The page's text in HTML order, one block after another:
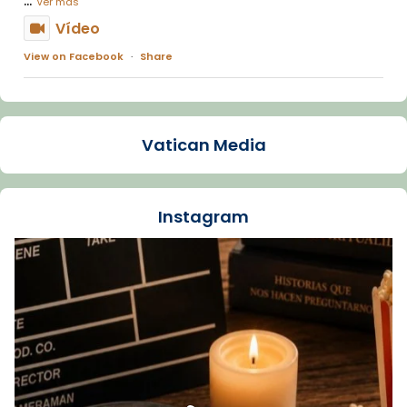
Vídeo
View on Facebook · Share
Arquebisbat de Barcelona
La Carmina va patir depressió. Fa gairebé
dos mesos, a l'Estadi Lluís Companys, la
Recupera l'entrevista comp
Vatican
tican News 👇
www.vaticannews.va/es/iglesia/news/2026-
07/carmina-historia-depresion-papa-viaje-
espana-testimoni...
Foto
Vatican Media
Instagram